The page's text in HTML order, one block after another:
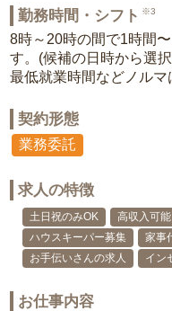
勤務時間・シフト ※3
8時～20時の間で1時間
す。(候補の日時から選
最低就業時間などノルマ
契約形態
業務委託
求人の特徴
土日祝のみOK 高収入可能
ハウスキーパー募集
家事
お手伝いさんの求人
イン
お仕事内容